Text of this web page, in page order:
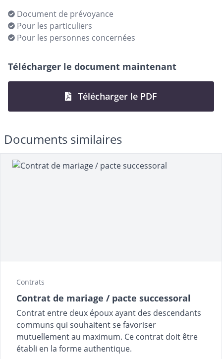
Document de prévoyance
Pour les particuliers
Pour les personnes concernées
Télécharger le document maintenant
Télécharger le PDF
Documents similaires
Contrats
Contrat de mariage / pacte successoral
Contrat entre deux époux ayant des descendants
communs qui souhaitent se favoriser
mutuellement au maximum. Ce contrat doit être
établi en la forme authentique.